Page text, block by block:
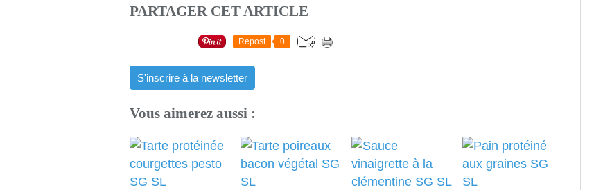
PARTAGER CET ARTICLE
Repost 0
S'inscrire à la newsletter
Vous aimerez aussi :